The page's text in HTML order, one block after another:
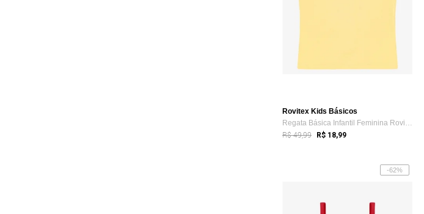
Rovitex Kids Básicos
Regata Básica Infantil Feminina Rovi Kids Amarelo
R$ 49,99 R$ 18,99
-62%